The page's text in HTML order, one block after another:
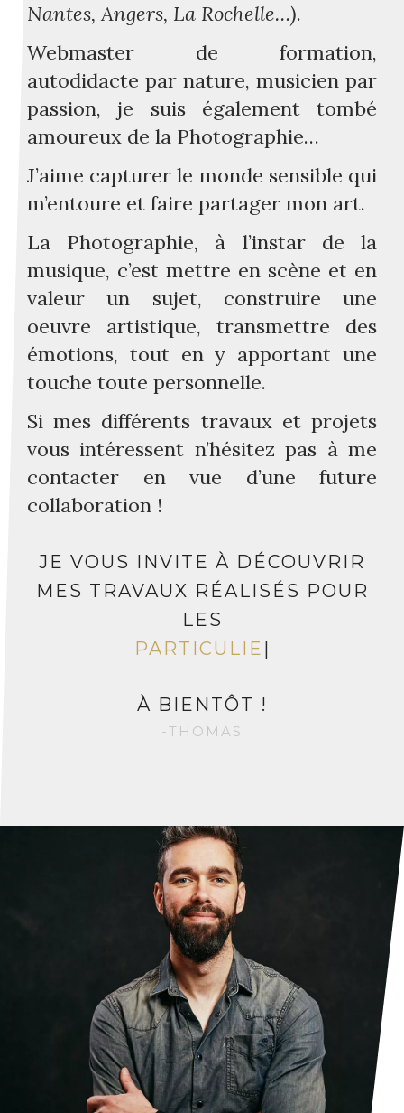
Nantes, Angers, La Rochelle…).
Webmaster de formation,
autodidacte par nature, musicien par
passion, je suis également tombé
amoureux de la Photographie…
J’aime capturer le monde sensible qui
m’entoure et faire partager mon art.
La Photographie, à l’instar de la
musique, c’est mettre en scène et en
valeur un sujet, construire une
oeuvre artistique, transmettre des
émotions, tout en y apportant une
touche toute personnelle.
Si mes différents travaux et projets
vous intéressent n’hésitez pas à me
contacter en vue d’une future
collaboration !
JE VOUS INVITE À DÉCOUVRIR
MES TRAVAUX RÉALISÉS POUR
LES
PARTICULIERS
À BIENTÔT !
-THOMAS